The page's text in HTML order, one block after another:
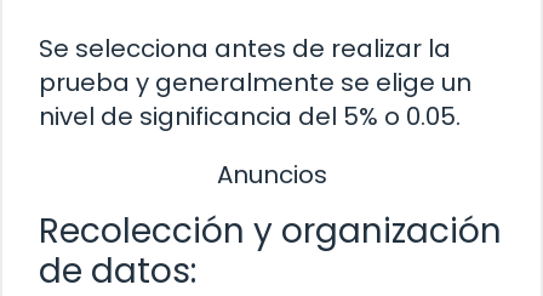
Se selecciona antes de realizar la
prueba y generalmente se elige un
nivel de significancia del 5% o 0.05.
Anuncios
Recolección y organización
de datos: